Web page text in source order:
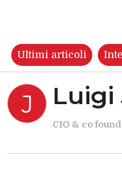
Ultimi articoli
J Luigi
CIO & co